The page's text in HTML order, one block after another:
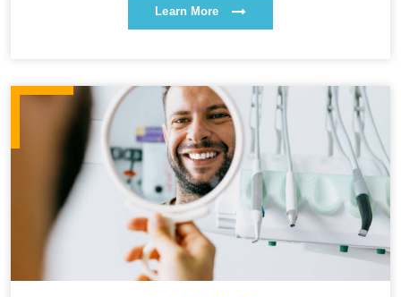
Learn More